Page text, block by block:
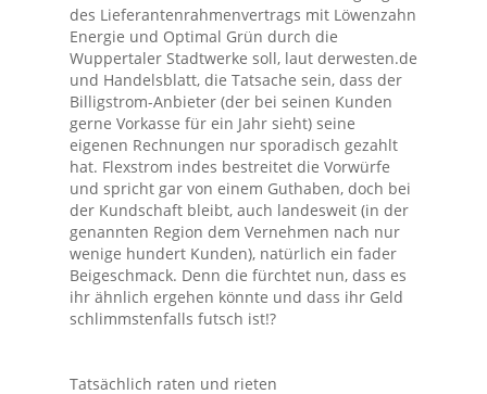
des Lieferantenrahmenvertrags mit Löwenzahn
Energie und Optimal Grün durch die
Wuppertaler Stadtwerke soll, laut derwesten.de
und Handelsblatt, die Tatsache sein, dass der
Billigstrom-Anbieter (der bei seinen Kunden
gerne Vorkasse für ein Jahr sieht) seine
eigenen Rechnungen nur sporadisch gezahlt
hat. Flexstrom indes bestreitet die Vorwürfe
und spricht gar von einem Guthaben, doch bei
der Kundschaft bleibt, auch landesweit (in der
genannten Region dem Vernehmen nach nur
wenige hundert Kunden), natürlich ein fader
Beigeschmack. Denn die fürchtet nun, dass es
ihr ähnlich ergehen könnte und dass ihr Geld
schlimmstenfalls futsch ist!?
Tatsächlich raten und rieten